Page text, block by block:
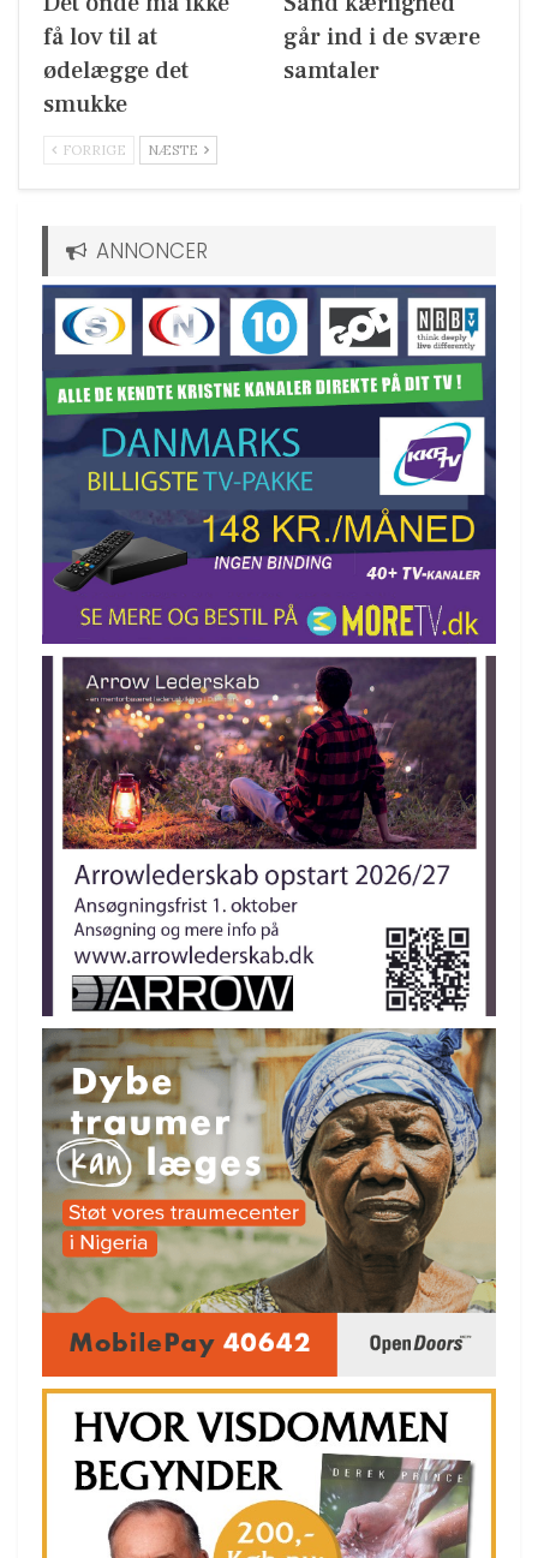
få lov til at
ødelægge det
smukke
går ind i de svære
samtaler
FORRIGE NÆSTE
ANNONCER